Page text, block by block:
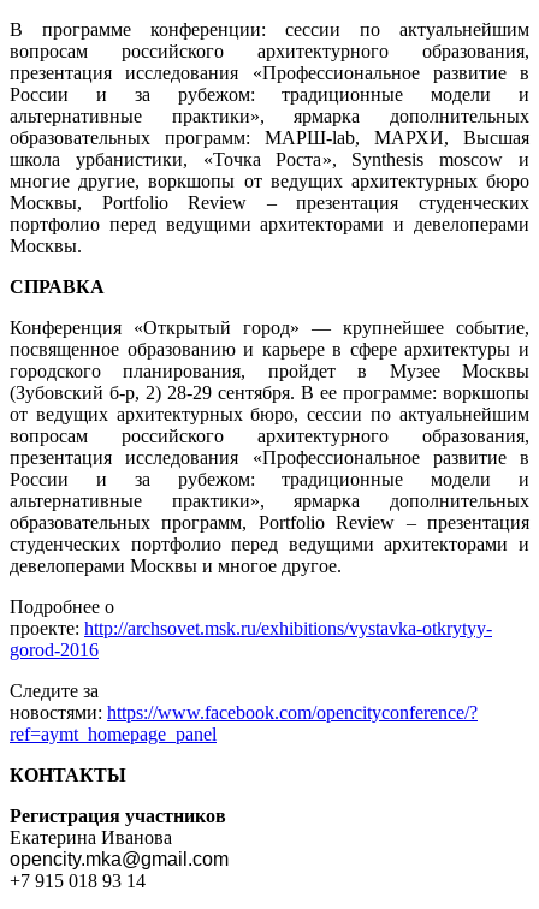
В программе конференции: сессии по актуальнейшим
вопросам российского архитектурного образования,
презентация исследования «Профессиональное развитие в
России и за рубежом: традиционные модели и
альтернативные практики», ярмарка дополнительных
образовательных программ: МАРШ-lab, МАРХИ, Высшая
школа урбанистики, «Точка Роста», Synthesis moscow и
многие другие, воркшопы от ведущих архитектурных бюро
Москвы, Portfolio Review – презентация студенческих
портфолио перед ведущими архитекторами и девелоперами
Москвы.
СПРАВКА
Конференция «Открытый город» — крупнейшее событие,
посвященное образованию и карьере в сфере архитектуры и
городского планирования, пройдет в Музее Москвы
(Зубовский б-р, 2) 28-29 сентября. В ее программе: воркшопы
от ведущих архитектурных бюро, сессии по актуальнейшим
вопросам российского архитектурного образования,
презентация исследования «Профессиональное развитие в
России и за рубежом: традиционные модели и
альтернативные практики», ярмарка дополнительных
образовательных программ, Portfolio Review – презентация
студенческих портфолио перед ведущими архитекторами и
девелоперами Москвы и многое другое.
Подробнее о
проекте: http://archsovet.msk.ru/exhibitions/vystavka-otkrytyy-
gorod-2016
Следите за
новостями: https://www.facebook.com/opencityconference/?
ref=aymt_homepage_panel
КОНТАКТЫ
Регистрация участников
Екатерина Иванова
opencity.mka@gmail.com
+7 915 018 93 14